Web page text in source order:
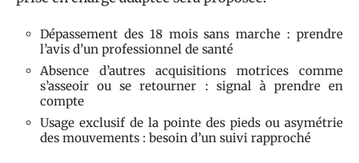
Dépassement des 18 mois sans marche : prendre
l’avis d’un professionnel de santé
Absence d’autres acquisitions motrices comme
s’asseoir ou se retourner : signal à prendre en
compte
Usage exclusif de la pointe des pieds ou asymétrie
des mouvements : besoin d’un suivi rapproché